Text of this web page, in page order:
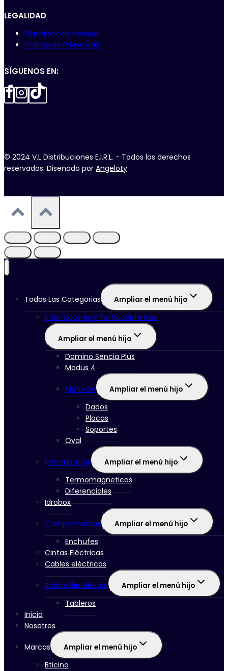
LEGALIDAD
Términos de servicio
Politica de Privacidad
SÍGUENOS EN:
© 2024 V.L Distribuciones E.I.R.L. - Todos los derechos
reservados. Diseñado por Angeloty
Todas Las Categorias Ampliar el menú hijo
Interruptores y Tomacorrientes
Ampliar el menú hijo
Domino Sencia Plus
Modus 4
Matix Go Ampliar el menú hijo
Dados
Placas
Soportes
Oval
Interruptores Ampliar el menú hijo
Termomagneticos
Diferenciales
Idrobox
Complementos Ampliar el menú hijo
Enchufes
Cintas Eléctricas
Cables eléctricos
Schneider Electric Ampliar el menú hijo
Tableros
Inicio
Nosotros
Marcas Ampliar el menú hijo
Bticino